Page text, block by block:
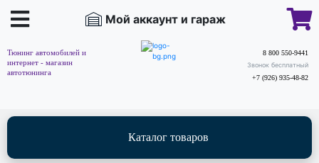
Мой аккаунт и гараж
Тюнинг автомобилей и
интернет - магазин
автотюнинга
8 800 550-9441
Звонок бесплатный
+7 (926) 935-48-82
Каталог товаров